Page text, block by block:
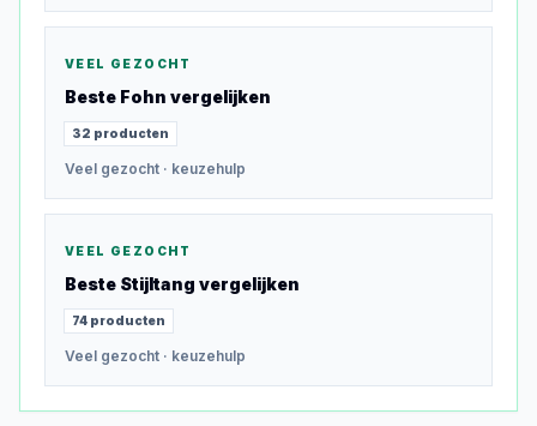
VEEL GEZOCHT
Beste Fohn vergelijken
32 producten
Veel gezocht · keuzehulp
VEEL GEZOCHT
Beste Stijltang vergelijken
74 producten
Veel gezocht · keuzehulp